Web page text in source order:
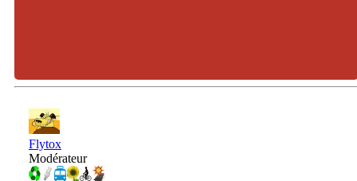
Flytox
Modérateur